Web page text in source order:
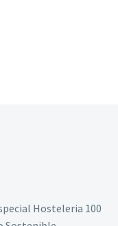
Hosteleria 100